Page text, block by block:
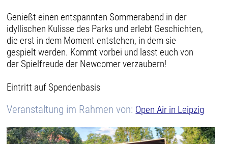
Genießt einen entspannten Sommerabend in der
idyllischen Kulisse des Parks und erlebt Geschichten,
die erst in dem Moment entstehen, in dem sie
gespielt werden. Kommt vorbei und lasst euch von
der Spielfreude der Newcomer verzaubern!
Eintritt auf Spendenbasis
Veranstaltung im Rahmen von: Open Air in Leipzig